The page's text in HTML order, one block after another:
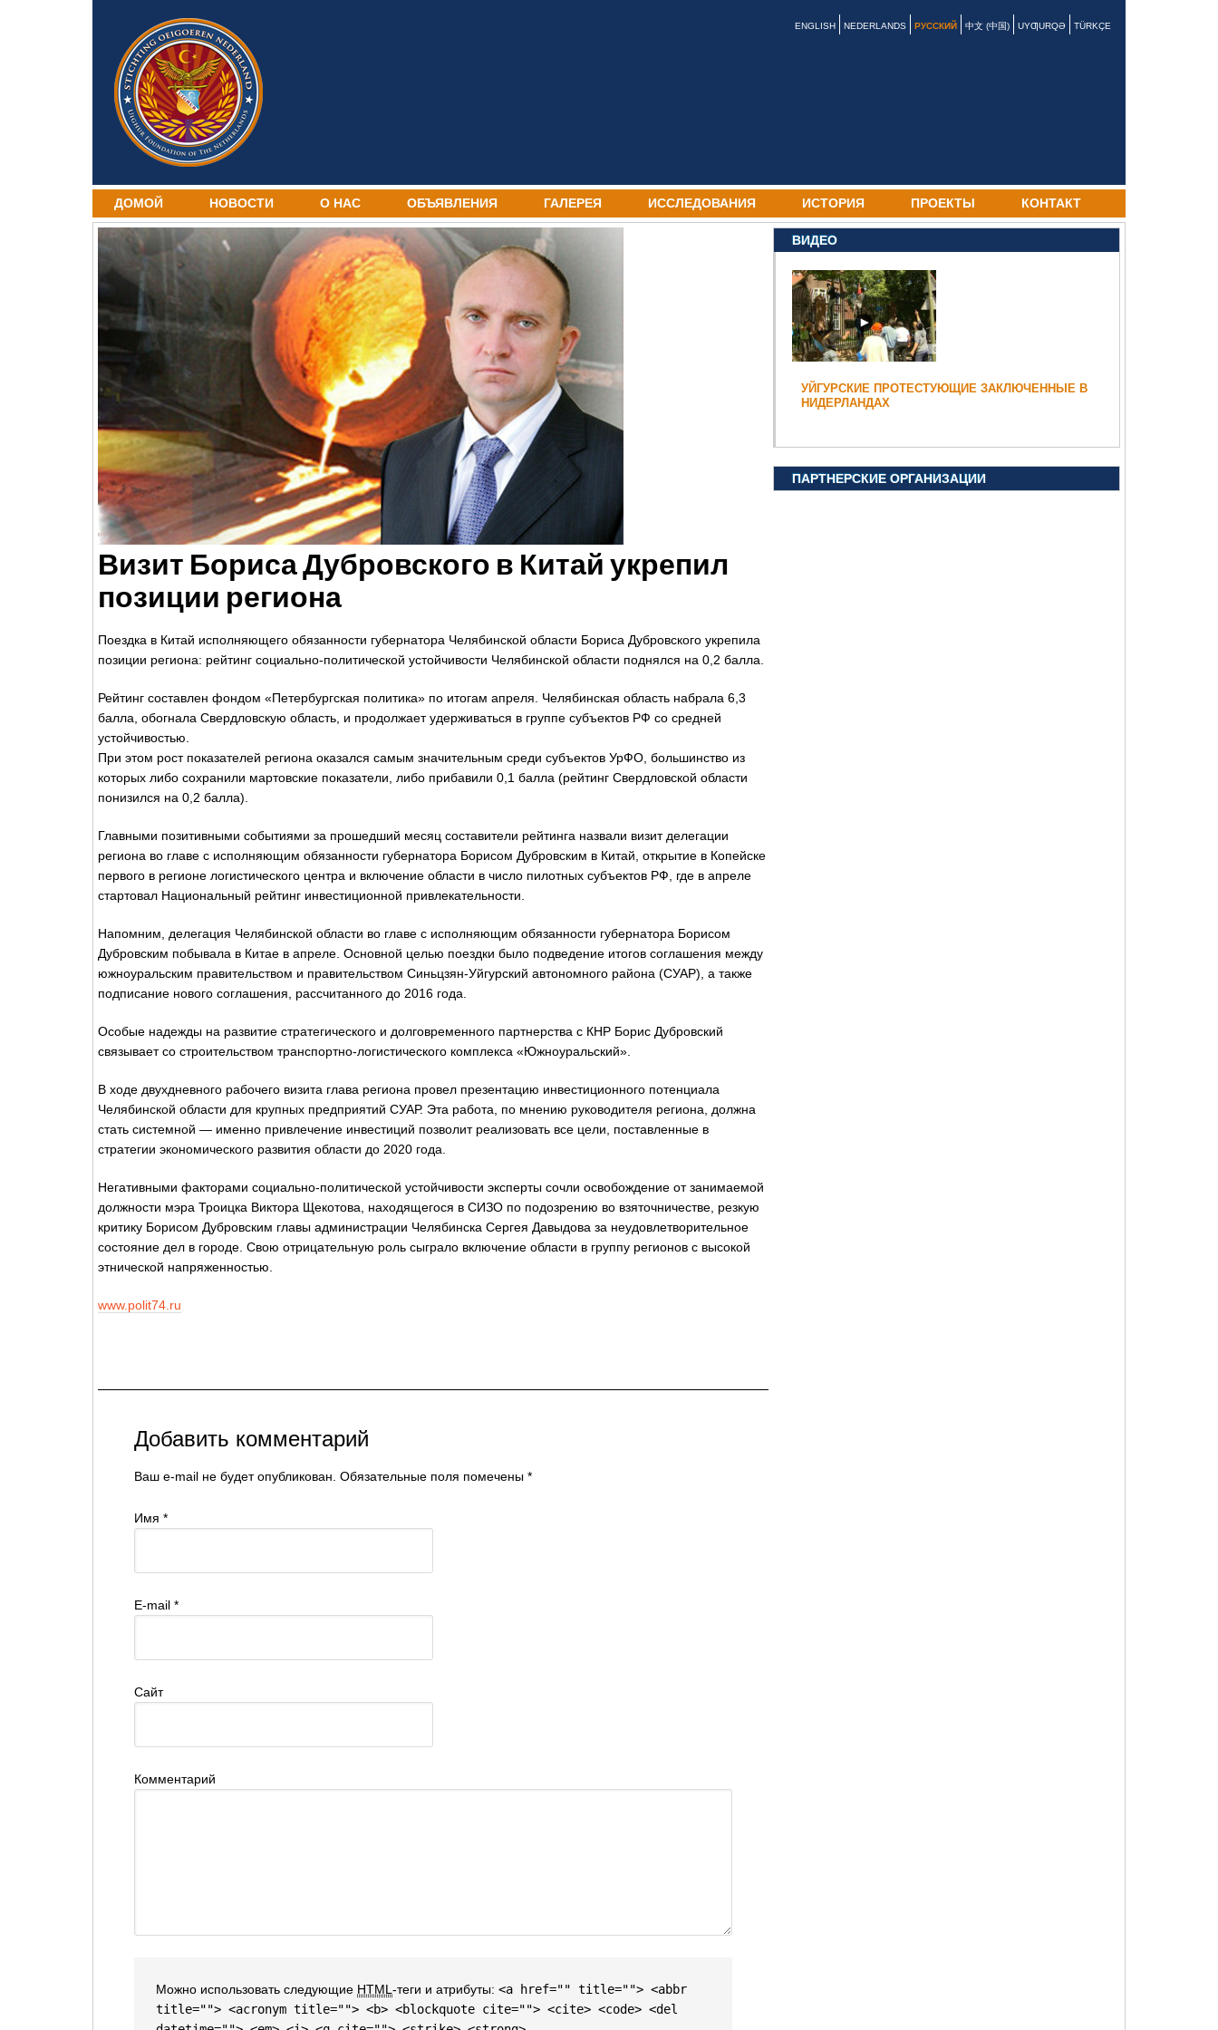
ENGLISH NEDERLANDS РУССКИЙ 中文 (中国) UYƢURQƏ TÜRKÇE
ДОМОЙ НОВОСТИ О НАС ОБЪЯВЛЕНИЯ ГАЛЕРЕЯ ИССЛЕДОВАНИЯ ИСТОРИЯ ПРОЕКТЫ КОНТАКТ
Визит Бориса Дубровского в Китай укрепил
позиции региона
Поездка в Китай исполняющего обязанности губернатора Челябинской области Бориса Дубровского укрепила
позиции региона: рейтинг социально-политической устойчивости Челябинской области поднялся на 0,2 балла.
Рейтинг составлен фондом «Петербургская политика» по итогам апреля. Челябинская область набрала 6,3
балла, обогнала Свердловскую область, и продолжает удерживаться в группе субъектов РФ со средней
устойчивостью.
При этом рост показателей региона оказался самым значительным среди субъектов УрФО, большинство из
которых либо сохранили мартовские показатели, либо прибавили 0,1 балла (рейтинг Свердловской области
понизился на 0,2 балла).
Главными позитивными событиями за прошедший месяц составители рейтинга назвали визит делегации
региона во главе с исполняющим обязанности губернатора Борисом Дубровским в Китай, открытие в Копейске
первого в регионе логистического центра и включение области в число пилотных субъектов РФ, где в апреле
стартовал Национальный рейтинг инвестиционной привлекательности.
Напомним, делегация Челябинской области во главе с исполняющим обязанности губернатора Борисом
Дубровским побывала в Китае в апреле. Основной целью поездки было подведение итогов соглашения между
южноуральским правительством и правительством Синьцзян-Уйгурский автономного района (СУАР), а также
подписание нового соглашения, рассчитанного до 2016 года.
Особые надежды на развитие стратегического и долговременного партнерства с КНР Борис Дубровский
связывает со строительством транспортно-логистического комплекса «Южноуральский».
В ходе двухдневного рабочего визита глава региона провел презентацию инвестиционного потенциала
Челябинской области для крупных предприятий СУАР. Эта работа, по мнению руководителя региона, должна
стать системной — именно привлечение инвестиций позволит реализовать все цели, поставленные в
стратегии экономического развития области до 2020 года.
Негативными факторами социально-политической устойчивости эксперты сочли освобождение от занимаемой
должности мэра Троицка Виктора Щекотова, находящегося в СИЗО по подозрению во взяточничестве, резкую
критику Борисом Дубровским главы администрации Челябинска Сергея Давыдова за неудовлетворительное
состояние дел в городе. Свою отрицательную роль сыграло включение области в группу регионов с высокой
этнической напряженностью.
www.polit74.ru
Добавить комментарий
Ваш e-mail не будет опубликован. Обязательные поля помечены *
Имя *
E-mail *
Сайт
Комментарий
Можно использовать следующие HTML -теги и атрибуты: <a href="" title=""> <abbr
title=""> <acronym title=""> <b> <blockquote cite=""> <cite> <code> <del
ВИДЕО
УЙГУРСКИЕ ПРОТЕСТУЮЩИЕ ЗАКЛЮЧЕННЫЕ В
НИДЕРЛАНДАХ
ПАРТНЕРСКИЕ ОРГАНИЗАЦИИ